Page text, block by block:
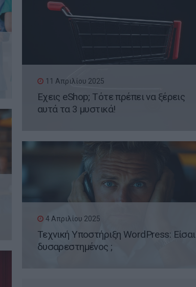
11 Απριλίου 2025
Έχεις eShop; Τότε πρέπει να ξέρεις
αυτά τα 3 μυστικά!
4 Απριλίου 2025
Τεχνική Υποστήριξη WordPress: Είσαι
δυσαρεστημένος ;